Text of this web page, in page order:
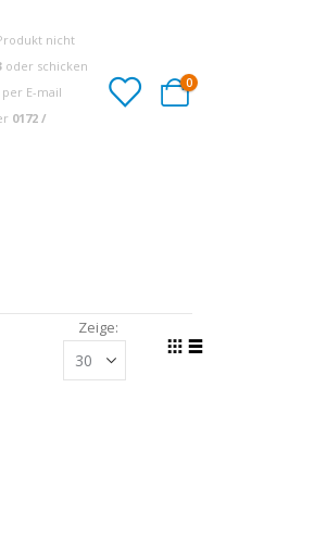
nicht
oder schicken
E-mail
0172 /
Cart
0Artikel
Zeige